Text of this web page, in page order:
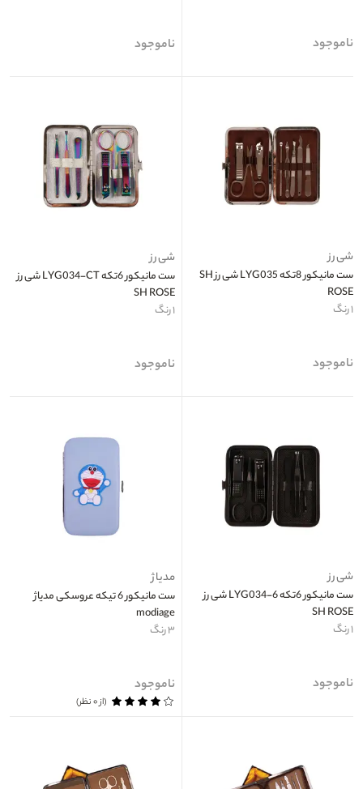
ناموجود ناموجود
شی رز
ست مانیکور 8تکه LYG035 شی رز SH
ROSE
۱ رنگ
ناموجود
شی رز
ست مانیکور 6تکه LYG034-CT شی رز
SH ROSE
۱ رنگ
ناموجود
شی رز
ست مانیکور 6تکه LYG034-6 شی رز
SH ROSE
۱ رنگ
ناموجود
مدیاژ
ست مانیکور 6 تیکه عروسکی مدیاژ
modiage
۳ رنگ
ناموجود
(از ۰ نظر)